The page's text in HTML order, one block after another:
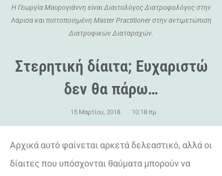
Η Γεωργία Μαυρογιάννη είναι Διαιτολόγος Διατροφολόγος στην
Λάρισα και πιστοποιημένη Master Practitioner στην αντιμετώπιση
Διατροφικών Διαταραχών.
Στερητική δίαιτα; Ευχαριστώ
δεν θα πάρω…
15 Μαρτίου, 2018 10:18 πμ
Αρχικά αυτό φαίνεται αρκετά δελεαστικό, αλλά οι
δίαιτες που υπόσχονται θαύματα μπορούν να